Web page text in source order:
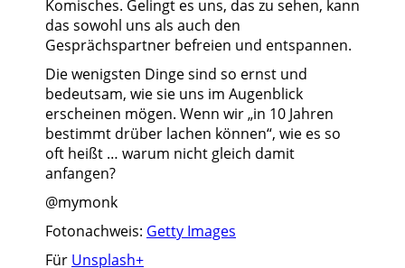
Komisches. Gelingt es uns, das zu sehen, kann
das sowohl uns als auch den
Gesprächspartner befreien und entspannen.
Die wenigsten Dinge sind so ernst und
bedeutsam, wie sie uns im Augenblick
erscheinen mögen. Wenn wir „in 10 Jahren
bestimmt drüber lachen können“, wie es so
oft heißt … warum nicht gleich damit
anfangen?
@mymonk
Fotonachweis: Getty Images
Für Unsplash+